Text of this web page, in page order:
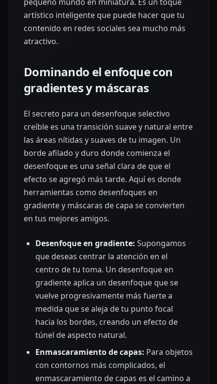
artístico inteligente que puede hacer que tu
contenido en redes sociales sea mucho más
atractivo.
Dominando el enfoque con
gradientes y máscaras
El secreto para un desenfoque selectivo
creíble es una transición suave y natural entre
las áreas nítidas y suaves de tu imagen. Un
borde afilado y duro donde comienza el
desenfoque es una señal clara de que el
efecto se agregó más tarde. Aquí es donde
herramientas como desenfoques en
gradiente y máscaras de capa se convierten
en tus mejores amigos.
Desenfoque en gradiente: Supongamos
que deseas centrar la atención en el
centro de tu toma. Un desenfoque en
gradiente aplica un desenfoque que se
vuelve progresivamente más fuerte a
medida que se aleja de tu punto focal
hacia los bordes, creando un efecto de
túnel de aspecto natural.
Enmascaramiento de capas: Para objetos
con contornos más complicados, el
enmascaramiento de capas es el camino a